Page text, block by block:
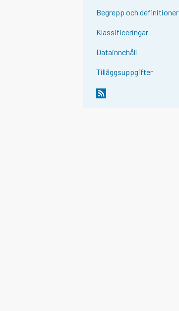
Begrepp och definitioner
Klassificeringar
Datainnehåll
Tilläggsuppgifter